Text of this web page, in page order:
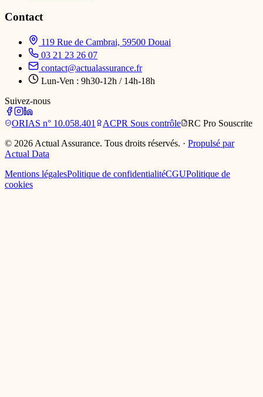
Contact
119 Rue de Cambrai, 59500 Douai
03 21 23 26 07
contact@actualassurance.fr
Lun-Ven : 9h30-12h / 14h-18h
Suivez-nous
ORIAS n° 10.058.401 ACPR Sous contrôle RC Pro Souscrite
© 2026 Actual Assurance. Tous droits réservés. · Propulsé par
Actual Data
Mentions légalesPolitique de confidentialitéCGUPolitique de
cookies